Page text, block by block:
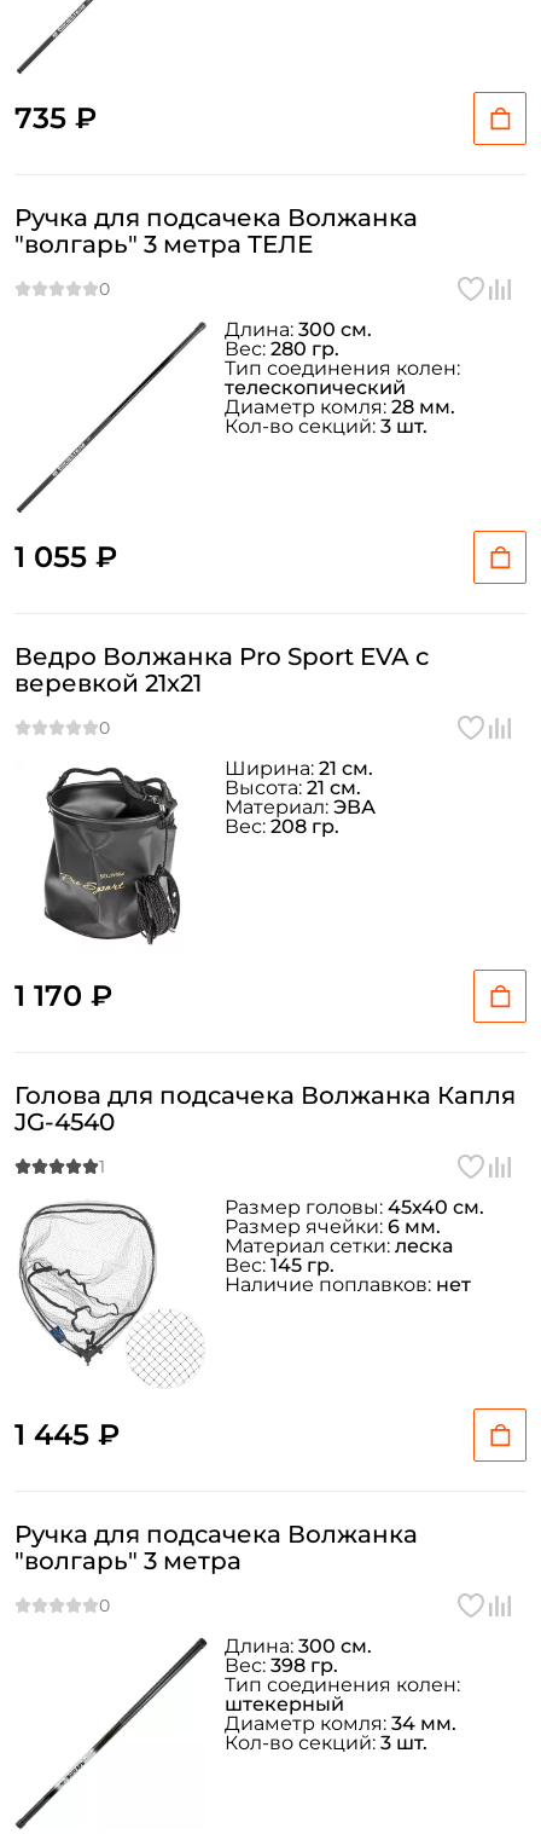
735 ₽
Ручка для подсачека Волжанка
"волгарь" 3 метра ТЕЛЕ
1 055 ₽
Длина: 300 см.
Вес: 280 гр.
Тип соединения колен:
телескопический
Диаметр комля: 28 мм.
Кол-во секций: 3 шт.
Ведро Волжанка Pro Sport EVA с
веревкой 21x21
1 170 ₽
Ширина: 21 см.
Высота: 21 см.
Материал: ЭВА
Вес: 208 гр.
Голова для подсачека Волжанка Капля
JG-4540
1 445 ₽
Размер головы: 45х40 см.
Размер ячейки: 6 мм.
Материал сетки: леска
Вес: 145 гр.
Наличие поплавков: нет
Ручка для подсачека Волжанка
"волгарь" 3 метра
Длина: 300 см.
Вес: 398 гр.
Тип соединения колен:
штекерный
Диаметр комля: 34 мм.
Кол-во секций: 3 шт.